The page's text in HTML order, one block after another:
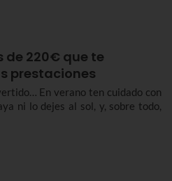
de 220€ que te
prestaciones
En verano ten cuidado con
ni lo dejes al sol, y, sobre todo,